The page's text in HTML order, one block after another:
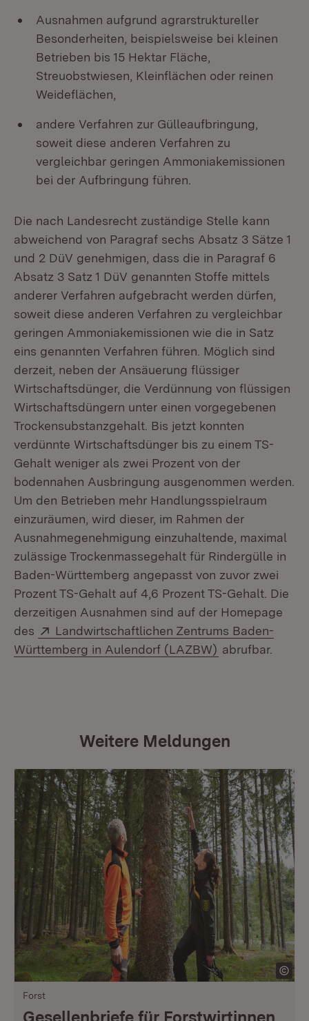
Ausnahmen aufgrund agrarstruktureller
Besonderheiten, beispielsweise bei kleinen
Betrieben bis 15 Hektar Fläche,
Streuobstwiesen, Kleinflächen oder reinen
Weideflächen,
andere Verfahren zur Gülleaufbringung,
soweit diese anderen Verfahren zu
vergleichbar geringen Ammoniakemissionen
bei der Aufbringung führen.
Die nach Landesrecht zuständige Stelle kann
abweichend von Paragraf sechs Absatz 3 Sätze 1
und 2 DüV genehmigen, dass die in Paragraf 6
Absatz 3 Satz 1 DüV genannten Stoffe mittels
anderer Verfahren aufgebracht werden dürfen,
soweit diese anderen Verfahren zu vergleichbar
geringen Ammoniakemissionen wie die in Satz
eins genannten Verfahren führen. Möglich sind
derzeit, neben der Ansäuerung flüssiger
Wirtschaftsdünger, die Verdünnung von flüssigen
Wirtschaftsdüngern unter einen vorgegebenen
Trockensubstanzgehalt. Bis jetzt konnten
verdünnte Wirtschaftsdünger bis zu einem TS-
Gehalt weniger als zwei Prozent von der
bodennahen Ausbringung ausgenommen werden.
Um den Betrieben mehr Handlungsspielraum
einzuräumen, wird dieser, im Rahmen der
Ausnahmegenehmigung einzuhaltende, maximal
zulässige Trockenmassegehalt für Rindergülle in
Baden-Württemberg angepasst von zuvor zwei
Prozent TS-Gehalt auf 4,6 Prozent TS-Gehalt. Die
derzeitigen Ausnahmen sind auf der Homepage
des
Extern:
Landwirtschaftlichen Zentrums Baden-
Württemberg in Aulendorf (LAZBW) (Öffnet in
abrufbar.
Weitere Meldungen
Forst